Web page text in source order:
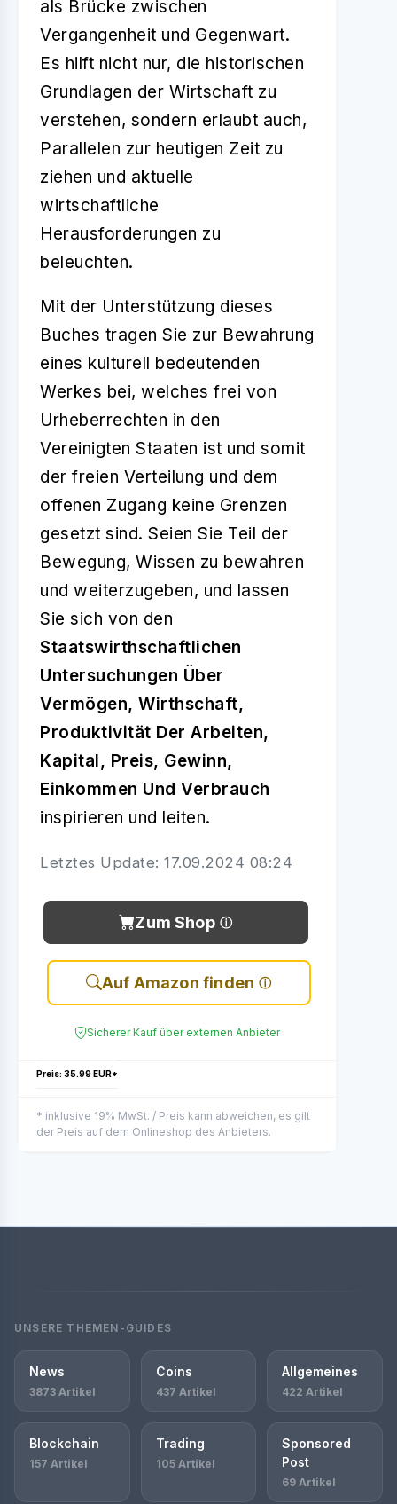
als Brücke zwischen
Vergangenheit und Gegenwart.
Es hilft nicht nur, die historischen
Grundlagen der Wirtschaft zu
verstehen, sondern erlaubt auch,
Parallelen zur heutigen Zeit zu
ziehen und aktuelle
wirtschaftliche
Herausforderungen zu
beleuchten.
Mit der Unterstützung dieses
Buches tragen Sie zur Bewahrung
eines kulturell bedeutenden
Werkes bei, welches frei von
Urheberrechten in den
Vereinigten Staaten ist und somit
der freien Verteilung und dem
offenen Zugang keine Grenzen
gesetzt sind. Seien Sie Teil der
Bewegung, Wissen zu bewahren
und weiterzugeben, und lassen
Sie sich von den
Staatswirthschaftlichen
Untersuchungen Über
Vermögen, Wirthschaft,
Produktivität Der Arbeiten,
Kapital, Preis, Gewinn,
Einkommen Und Verbrauch
inspirieren und leiten.
Letztes Update: 17.09.2024 08:24
Zum Shop
Auf Amazon finden
Sicherer Kauf über externen Anbieter
Preis: 35.99 EUR*
* inklusive 19% MwSt. / Preis kann abweichen, es gilt
der Preis auf dem Onlineshop des Anbieters.
UNSERE THEMEN-GUIDES
News
3873 Artikel
Coins
437 Artikel
Allgemeines
422 Artikel
Blockchain
157 Artikel
Trading
105 Artikel
Sponsored
Post
69 Artikel